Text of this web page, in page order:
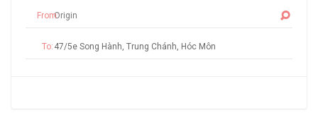
From:
To: